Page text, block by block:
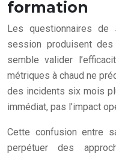
formation
Les questionnaires
session produisent
semble valider
métriques à chaud ne
des incidents six mois
immédiat, pas l’impact
Cette confusion entre
perpétuer des